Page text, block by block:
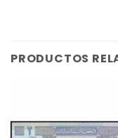
PRODUCTOS